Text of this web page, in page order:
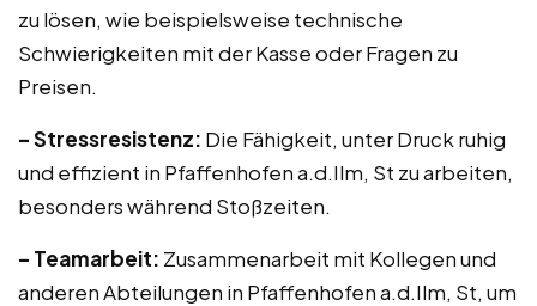
zu lösen, wie beispielsweise technische
Schwierigkeiten mit der Kasse oder Fragen zu
Preisen.
– Stressresistenz: Die Fähigkeit, unter Druck ruhig
und effizient in Pfaffenhofen a.d.Ilm, St zu arbeiten,
besonders während Stoßzeiten.
– Teamarbeit: Zusammenarbeit mit Kollegen und
anderen Abteilungen in Pfaffenhofen a.d.Ilm, St, um